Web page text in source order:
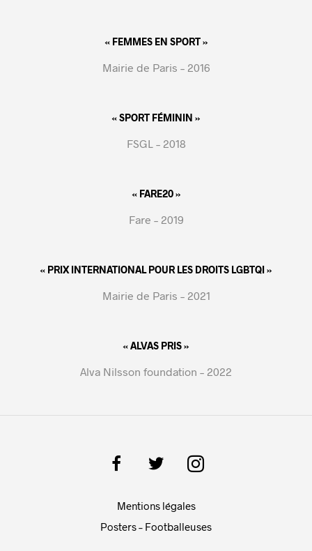
« FEMMES EN SPORT »
Mairie de Paris – 2016
« SPORT FÉMININ »
FSGL – 2018
« FARE20 »
Fare – 2019
« PRIX INTERNATIONAL POUR LES DROITS LGBTQI »
Mairie de Paris – 2021
« ALVAS PRIS »
Alva Nilsson foundation – 2022
Mentions légales
Posters – Footballeuses